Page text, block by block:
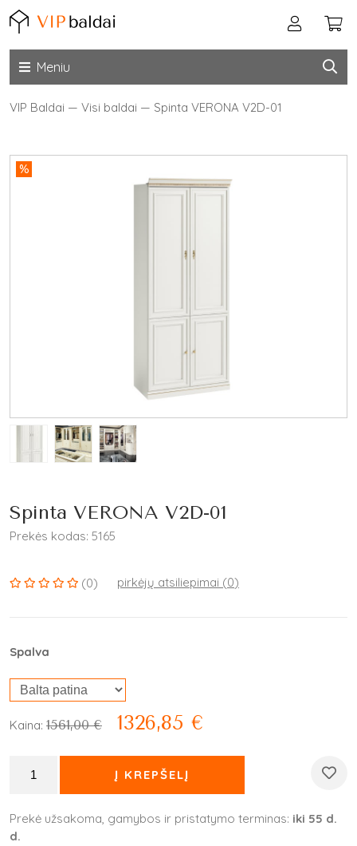
Meniu
VIP Baldai — Visi baldai — Spinta VERONA V2D-01
%
Spinta VERONA V2D-01
Prekės kodas: 5165
(0) pirkėjų atsiliepimai (0)
Spalva
Kaina: 1561,00 € 1326,85 €
Į KREPŠELĮ
Prekė užsakoma, gamybos ir pristatymo terminas: iki 55 d.
d.